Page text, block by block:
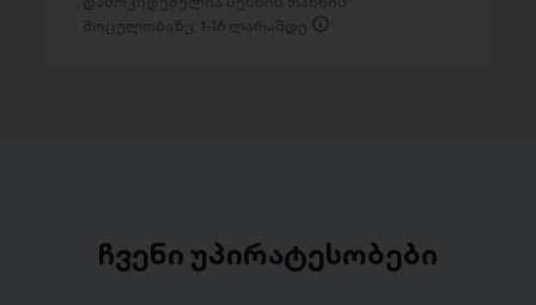
მოცულობაზე: 1-16 ლარამდე
ჩვენი უპირატესობები